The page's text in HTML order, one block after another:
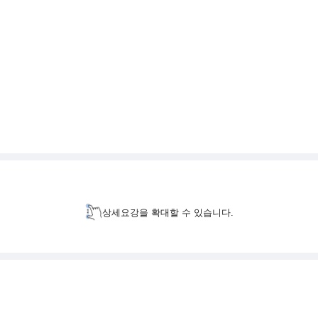
상세요강을 확대할 수 있습니다.